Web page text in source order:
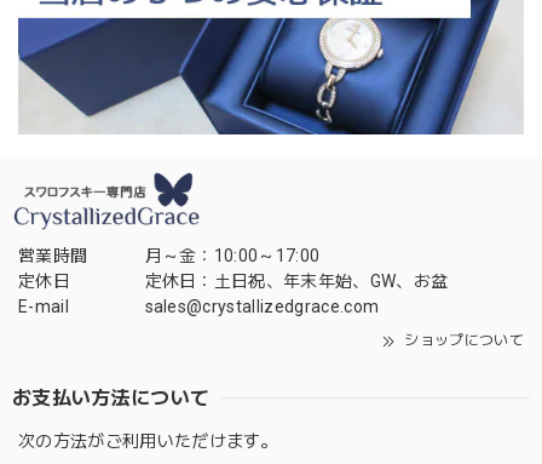
営業時間
月～金：10:00～17:00
定休日
定休日：土日祝、年末年始、GW、お盆
E-mail
sales@crystallizedgrace.com
ショップについて
お支払い方法について
次の方法がご利用いただけます。